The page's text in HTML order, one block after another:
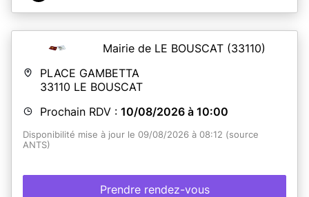
Mairie de LE BOUSCAT (33110)
PLACE GAMBETTA
33110 LE BOUSCAT
Prochain RDV : 10/08/2026 à 10:00
Disponibilité mise à jour le 09/08/2026 à 08:12 (source
ANTS)
Prendre rendez-vous